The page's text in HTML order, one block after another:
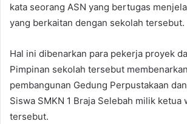
kata seorang ASN yang bertugas
yang berkaitan dengan sekolah tersebut.
Hal ini dibenarkan para pekerja proyek
Pimpinan sekolah tersebut
pembangunan Gedung Perpustakaan
Siswa SMKN 1 Braja Selebah milik ketua
tersebut.